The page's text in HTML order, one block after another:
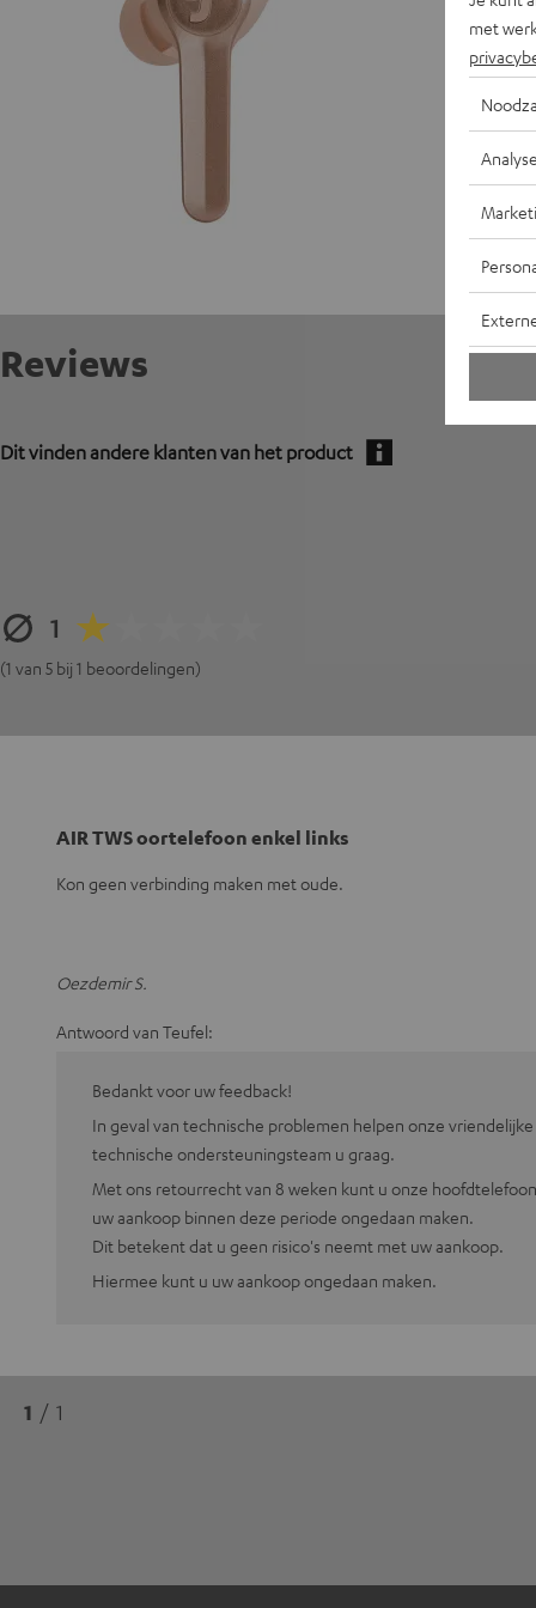
Reviews
Dit vinden andere klanten van het product
1
(1 van 5 bij 1 beoordelingen)
AIR TWS oortelefoon enkel links
Kon geen verbinding maken met oude.
Oezdemir S.
Antwoord van Teufel:
Bedankt voor uw feedback!
In geval van technische problemen helpen onze
technische ondersteuningsteam u graag.
Met ons retourrecht van 8 weken kunt u onze
uw aankoop binnen deze periode ongedaan maken.
Dit betekent dat u geen risico's neemt met uw aankoop.
Hiermee kunt u uw aankoop ongedaan maken.
1 / 1
met
Analyse